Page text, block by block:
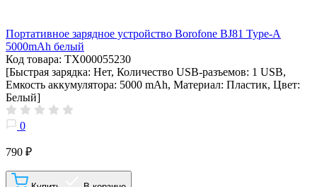
Портативное зарядное устройство Borofone BJ81 Type-A
5000mAh белый
Код товара: ТХ000055230
[Быстрая зарядка: Нет, Количество USB-разъемов: 1 USB,
Емкость аккумулятора: 5000 mAh, Материал: Пластик, Цвет:
Белый]
0
790 ₽